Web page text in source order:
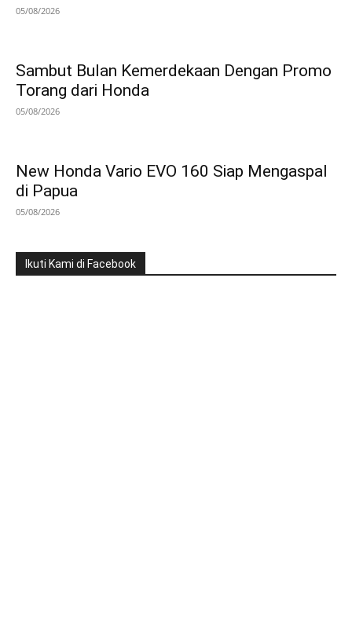
05/08/2026
Sambut Bulan Kemerdekaan Dengan Promo
Torang dari Honda
05/08/2026
New Honda Vario EVO 160 Siap Mengaspal
di Papua
05/08/2026
Ikuti Kami di Facebook